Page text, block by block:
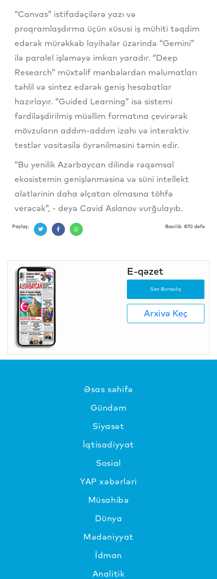
“Canvas” istifadəçilərə yazı və
proqramlaşdırma üçün xüsusi iş mühiti təqdim
edərək mürəkkəb layihələr üzərində “Gemini”
ilə paralel işləməyə imkan yaradır. “Deep
Research” müxtəlif mənbələrdən məlumatları
təhlil və sintez edərək geniş hesabatlar
hazırlayır. “Guided Learning” isə sistemi
fərdiləşdirilmiş müəllim formatına çevirərək
mövzuların addım-addım izahı və interaktiv
testlər vasitəsilə öyrənilməsini təmin edir.
“Bu yenilik Azərbaycan dilində rəqəmsal
ekosistemin genişlənməsinə və süni intellekt
alətlərinin daha əlçatan olmasına töhfə
verəcək”, - deyə Cavid Aslanov vurğulayıb.
Paylaş: Baxılıb: 870 dəfə
E-qəzet
Son Buraxılış
Arxivə Keç
Əsas səhifə
Gündəm
Siyasət
İqtisadiyyat
Sosial
YAP xəbərləri
Müsahibə
Dünya
Mədəniyyat
İdman
Analitik